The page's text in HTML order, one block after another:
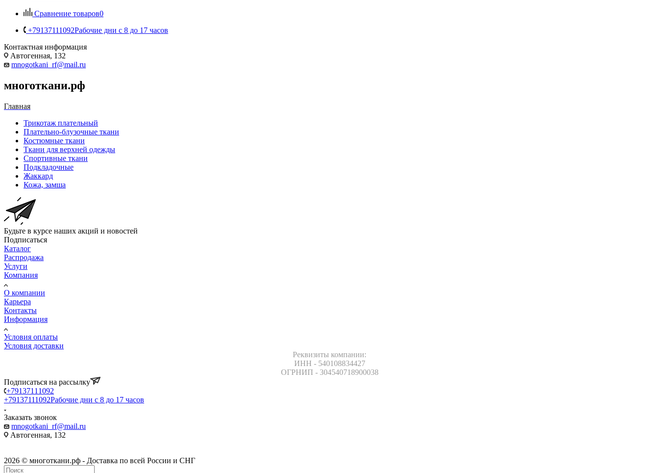
Сравнение товаров0
+79137111092Рабочие дни с 8 до 17 часов
Контактная информация
Автогенная, 132
mnogotkani_rf@mail.ru
многоткани.рф
Главная
Трикотаж плательный
Плательно-блузочные ткани
Костюмные ткани
Ткани для верхней одежды
Спортивные ткани
Подкладочные
Жаккард
Кожа, замша
Будьте в курсе наших акций и новостей
Подписаться
Каталог
Распродажа
Услуги
Компания
О компании
Карьера
Контакты
Информация
Условия оплаты
Условия доставки
Реквизиты компании:
ИНН - 540108834427
ОГРНИП - 304540718900038
Подписаться на рассылку
+79137111092
+79137111092Рабочие дни с 8 до 17 часов
Заказать звонок
mnogotkani_rf@mail.ru
Автогенная, 132
2026 © многоткани.рф - Доставка по всей России и СНГ